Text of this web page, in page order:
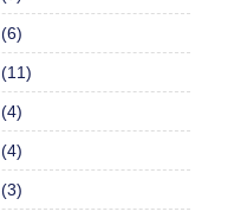
(6)
(11)
(4)
(4)
(3)